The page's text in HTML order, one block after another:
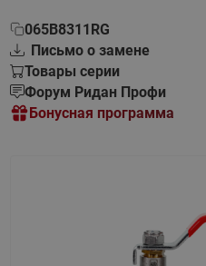
065B8311RG
Письмо о замене
Товары серии
Форум Ридан Профи
Бонусная программа